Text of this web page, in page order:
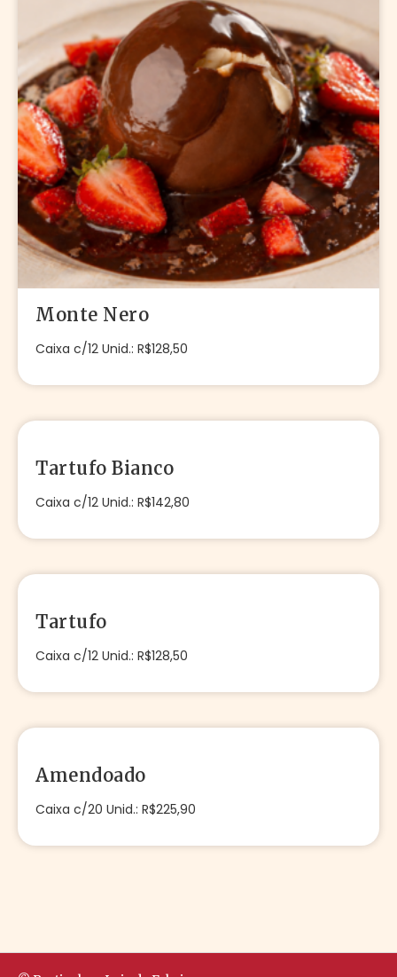
Monte Nero
Caixa c/12 Unid.: R$128,50
Tartufo Bianco
Caixa c/12 Unid.: R$142,80
Tartufo
Caixa c/12 Unid.: R$128,50
Amendoado
Caixa c/20 Unid.: R$225,90